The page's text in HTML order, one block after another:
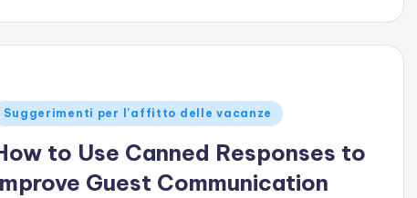
Suggerimenti per l'affitto delle vacanze
to Use Canned Responses to
Guest Communication